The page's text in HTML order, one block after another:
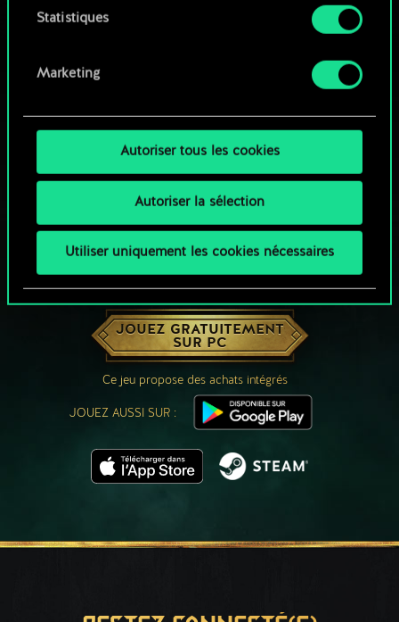
préférences dans le menu "Paramètres" ci-
Statistiques
Marketing
Autoriser tous les cookies
Autoriser la sélection
Utiliser uniquement les cookies nécessaires
UNE PETITE PARTIE DE GWENT ?
JOUEZ GRATUITEMENT
SUR PC
Ce jeu propose des achats intégrés
JOUEZ AUSSI SUR :